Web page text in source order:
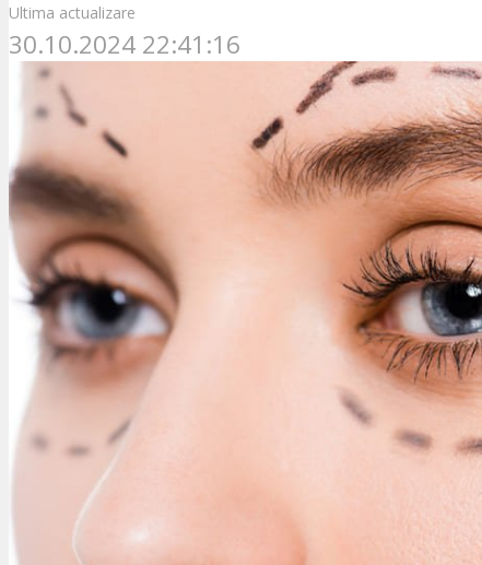
Ultima actualizare
30.10.2024 22:41:16